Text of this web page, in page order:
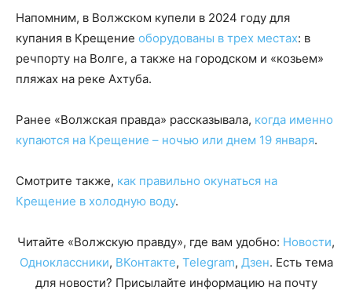
Напомним, в Волжском купели в 2024 году для
купания в Крещение оборудованы в трех местах: в
речпорту на Волге, а также на городском и «козьем»
пляжах на реке Ахтуба.
Ранее «Волжская правда» рассказывала, когда именно
купаются на Крещение – ночью или днем 19 января.
Смотрите также, как правильно окунаться на
Крещение в холодную воду.
Читайте «Волжскую правду», где вам удобно: Новости,
Одноклассники, ВКонтакте, Telegram, Дзен. Есть тема
для новости? Присылайте информацию на почту